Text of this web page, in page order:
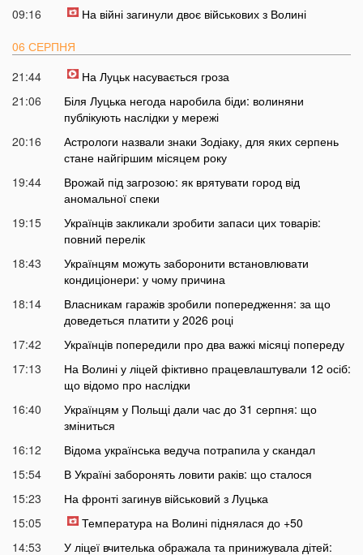
09:16
На війні загинули двоє військових з Волині
06 СЕРПНЯ
21:44
На Луцьк насувається гроза
21:06
Біля Луцька негода наробила біди: волиняни
публікують наслідки у мережі
20:16
Астрологи назвали знаки Зодіаку, для яких серпень
стане найгіршим місяцем року
19:44
Врожай під загрозою: як врятувати город від
аномальної спеки
19:15
Українців закликали зробити запаси цих товарів:
повний перелік
18:43
Українцям можуть заборонити встановлювати
кондиціонери: у чому причина
18:14
Власникам гаражів зробили попередження: за що
доведеться платити у 2026 році
17:42
Українців попередили про два важкі місяці попереду
17:13
На Волині у ліцей фіктивно працевлаштували 12 осіб:
що відомо про наслідки
16:40
Українцям у Польщі дали час до 31 серпня: що
зміниться
16:12
Відома українська ведуча потрапила у скандал
15:54
В Україні заборонять ловити раків: що сталося
15:23
На фронті загинув військовий з Луцька
15:05
Температура на Волині піднялася до +50
14:53
У ліцеї вчителька ображала та принижувала дітей: